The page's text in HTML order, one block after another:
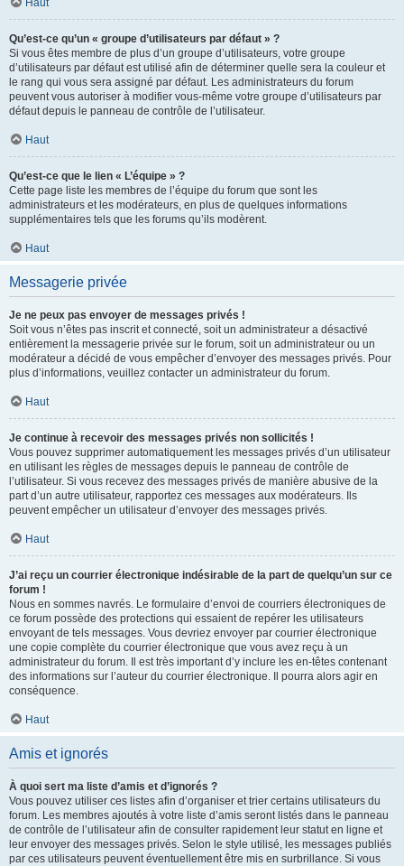
Haut
Qu’est-ce qu’un « groupe d’utilisateurs par défaut » ?
Si vous êtes membre de plus d’un groupe d’utilisateurs, votre groupe
d’utilisateurs par défaut est utilisé afin de déterminer quelle sera la couleur et
le rang qui vous sera assigné par défaut. Les administrateurs du forum
peuvent vous autoriser à modifier vous-même votre groupe d’utilisateurs par
défaut depuis le panneau de contrôle de l’utilisateur.
Haut
Qu’est-ce que le lien « L’équipe » ?
Cette page liste les membres de l’équipe du forum que sont les
administrateurs et les modérateurs, en plus de quelques informations
supplémentaires tels que les forums qu’ils modèrent.
Haut
Messagerie privée
Je ne peux pas envoyer de messages privés !
Soit vous n’êtes pas inscrit et connecté, soit un administrateur a désactivé
entièrement la messagerie privée sur le forum, soit un administrateur ou un
modérateur a décidé de vous empêcher d’envoyer des messages privés. Pour
plus d’informations, veuillez contacter un administrateur du forum.
Haut
Je continue à recevoir des messages privés non sollicités !
Vous pouvez supprimer automatiquement les messages privés d’un utilisateur
en utilisant les règles de messages depuis le panneau de contrôle de
l’utilisateur. Si vous recevez des messages privés de manière abusive de la
part d’un autre utilisateur, rapportez ces messages aux modérateurs. Ils
peuvent empêcher un utilisateur d’envoyer des messages privés.
Haut
J’ai reçu un courrier électronique indésirable de la part de quelqu’un sur ce
forum !
Nous en sommes navrés. Le formulaire d’envoi de courriers électroniques de
ce forum possède des protections qui essaient de repérer les utilisateurs
envoyant de tels messages. Vous devriez envoyer par courrier électronique
une copie complète du courrier électronique que vous avez reçu à un
administrateur du forum. Il est très important d’y inclure les en-têtes contenant
des informations sur l’auteur du courrier électronique. Il pourra alors agir en
conséquence.
Haut
Amis et ignorés
À quoi sert ma liste d’amis et d’ignorés ?
Vous pouvez utiliser ces listes afin d’organiser et trier certains utilisateurs du
forum. Les membres ajoutés à votre liste d’amis seront listés dans le panneau
de contrôle de l’utilisateur afin de consulter rapidement leur statut en ligne et
leur envoyer des messages privés. Selon le style utilisé, les messages publiés
par ces utilisateurs peuvent éventuellement être mis en surbrillance. Si vous